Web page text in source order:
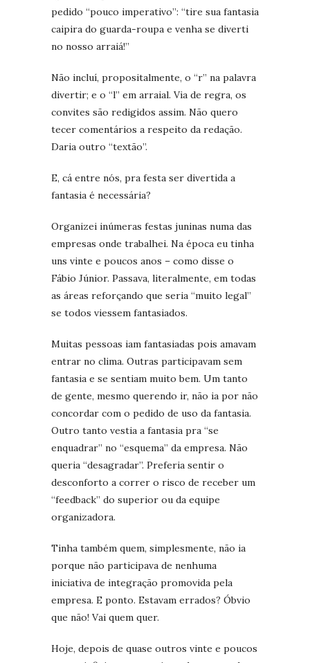
pedido “pouco imperativo”: “tire sua fantasia
caipira do guarda-roupa e venha se diverti
no nosso arraiá!”
Não incluí, propositalmente, o “r” na palavra
divertir; e o “l” em arraial. Via de regra, os
convites são redigidos assim. Não quero
tecer comentários a respeito da redação.
Daria outro “textão”.
E, cá entre nós, pra festa ser divertida a
fantasia é necessária?
Organizei inúmeras festas juninas numa das
empresas onde trabalhei. Na época eu tinha
uns vinte e poucos anos – como disse o
Fábio Júnior. Passava, literalmente, em todas
as áreas reforçando que seria “muito legal”
se todos viessem fantasiados.
Muitas pessoas iam fantasiadas pois amavam
entrar no clima. Outras participavam sem
fantasia e se sentiam muito bem. Um tanto
de gente, mesmo querendo ir, não ia por não
concordar com o pedido de uso da fantasia.
Outro tanto vestia a fantasia pra “se
enquadrar” no “esquema” da empresa. Não
queria “desagradar”. Preferia sentir o
desconforto a correr o risco de receber um
“feedback” do superior ou da equipe
organizadora.
Tinha também quem, simplesmente, não ia
porque não participava de nenhuma
iniciativa de integração promovida pela
empresa. E ponto. Estavam errados? Óbvio
que não! Vai quem quer.
Hoje, depois de quase outros vinte e poucos